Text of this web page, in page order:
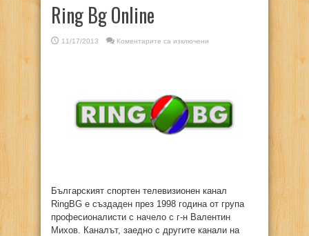
Ring Bg Online
11/17/2013 Коментарите са изключени
Българският спортен телевизионен канал
RingBG е създаден през 1998 година от група
професионалисти с начело с г-н Валентин
Михов. Каналът, заедно с другите канали на